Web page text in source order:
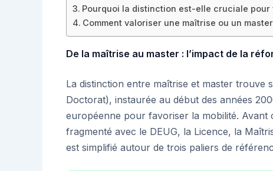
Pourquoi la distinction est-elle cruciale pour
Comment valoriser une maîtrise ou un
De la maîtrise au master : l’impact de la
La distinction entre maîtrise et master trouve
Doctorat), instaurée au début des années
européenne pour favoriser la mobilité.
fragmenté avec le DEUG, la Licence, la
est simplifié autour de trois paliers de